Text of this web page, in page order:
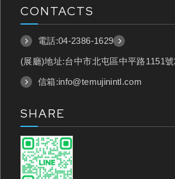
CONTACTS
電話:04-2386-1629
(展廳)地址:台中市北屯區中平路1151
信箱:info@temujinintl.com
SHARE